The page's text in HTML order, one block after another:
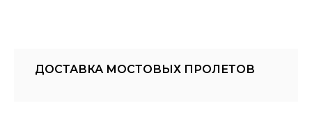
ДОСТАВКА МОСТОВЫХ ПРОЛЕТОВ